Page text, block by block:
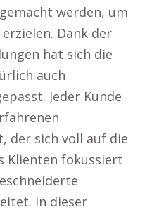
werden, um
Dank der
hat sich die
auch
Jeder Kunde
der sich voll auf die
Klienten fokussiert
in dieser